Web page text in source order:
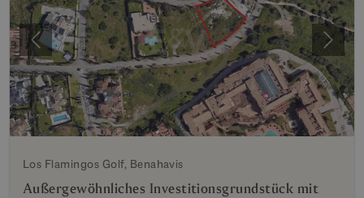
Vorherige
Los Flamingos Golf, Benahavis
Außergewöhnliches Investitionsgrundstück mit